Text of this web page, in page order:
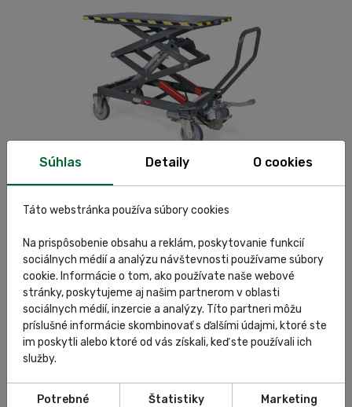
Blitz MGE 1.0
Zobraziť
Súhlas Detaily O cookies
Táto webstránka používa súbory cookies
Na prispôsobenie obsahu a reklám, poskytovanie funkcií
sociálnych médií a analýzu návštevnosti používame súbory
cookie. Informácie o tom, ako používate naše webové
stránky, poskytujeme aj našim partnerom v oblasti
sociálnych médií, inzercie a analýzy. Títo partneri môžu
príslušné informácie skombinovať s ďalšími údajmi, ktoré ste
im poskytli alebo ktoré od vás získali, keď ste používali ich
služby.
Potrebné Štatistiky Marketing